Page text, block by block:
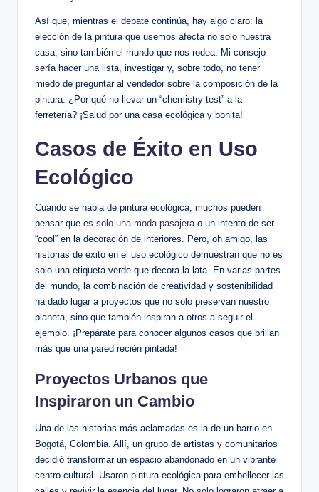
Así que, mientras el debate continúa, hay algo claro: la
elección de la pintura que usemos afecta no solo nuestra
casa, sino también el mundo que nos rodea. Mi consejo
sería hacer una lista, investigar y, sobre todo, no tener
miedo de preguntar al vendedor sobre la composición de la
pintura. ¿Por qué no llevar un “chemistry test” a la
ferretería? ¡Salud por una casa ecológica y bonita!
Casos de Éxito en Uso
Ecológico
Cuando se habla de pintura ecológica, muchos pueden
pensar que es solo una moda pasajerao un intento de ser
“cool” en la decoración de interiores. Pero, oh amigo, las
historias de éxito en el uso ecológico demuestran que no es
solo una etiqueta verde que decora la lata. En varias partes
del mundo, la combinación de creatividad y sostenibilidad
ha dado lugar a proyectos que no solo preservan nuestro
planeta, sino que también inspiran a otros a seguir el
ejemplo. ¡Prepárate para conocer algunos casos que brillan
más que una pared recién pintada!
Proyectos Urbanos que
Inspiraron un Cambio
Una de las historias más aclamadas es la de un barrio en
Bogotá, Colombia. Allí, un grupo de artistas y comunitarios
decidió transformar un espacio abandonado en un vibrante
centro cultural. Usaron pintura ecológica para embellecer las